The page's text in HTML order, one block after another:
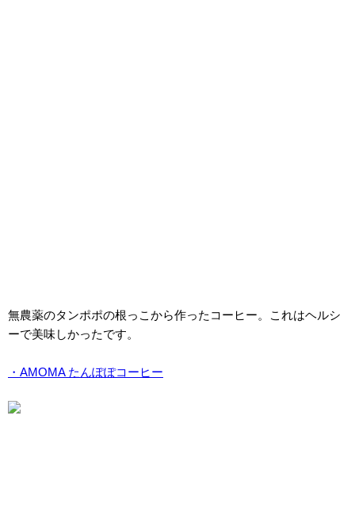
無農薬のタンポポの根っこから作ったコーヒー。これはヘルシ
ーで美味しかったです。
・AMOMA たんぽぽコーヒー